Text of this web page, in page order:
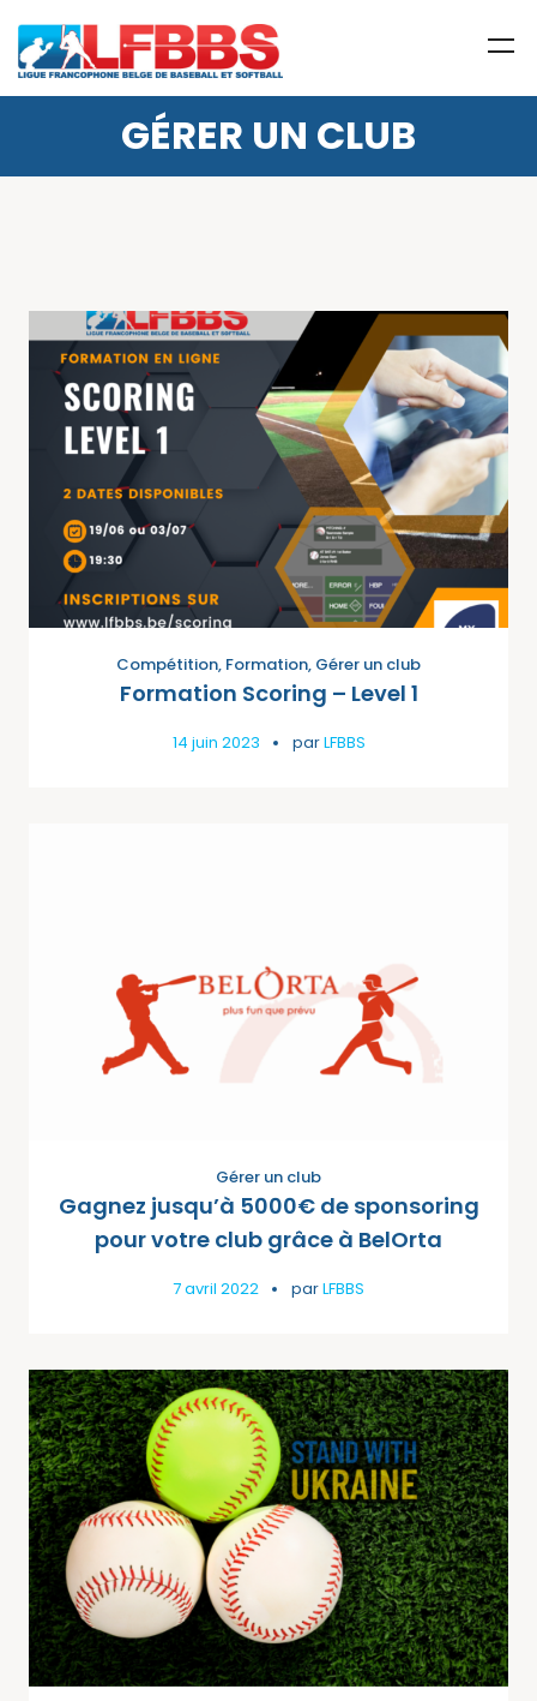
GÉRER UN CLUB
Compétition, Formation, Gérer un club
Formation Scoring – Level 1
14 juin 2023 parLFBBS
Gérer un club
Gagnez jusqu’à 5000€ de sponsoring
pour votre club grâce à BelOrta
7 avril 2022 parLFBBS